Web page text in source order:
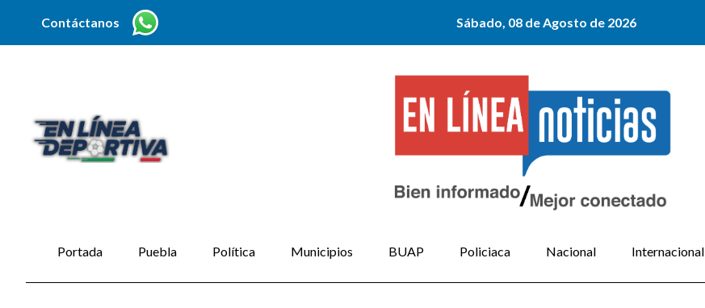
Contáctanos Sábado, 08 de Agosto de 2026
Portada Puebla Política Municipios BUAP Policiaca Nacional Internacional